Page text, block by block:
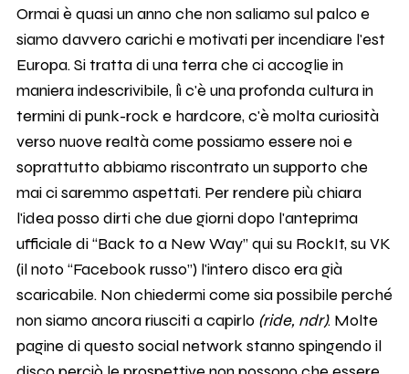
Ormai è quasi un anno che non saliamo sul palco e
siamo davvero carichi e motivati per incendiare l'est
Europa. Si tratta di una terra che ci accoglie in
maniera indescrivibile, lì c'è una profonda cultura in
termini di punk-rock e hardcore, c'è molta curiosità
verso nuove realtà come possiamo essere noi e
soprattutto abbiamo riscontrato un supporto che
mai ci saremmo aspettati. Per rendere più chiara
l'idea posso dirti che due giorni dopo l'anteprima
ufficiale di “Back to a New Way” qui su RockIt, su VK
(il noto “Facebook russo”) l'intero disco era già
scaricabile. Non chiedermi come sia possibile perché
non siamo ancora riusciti a capirlo (ride, ndr). Molte
pagine di questo social network stanno spingendo il